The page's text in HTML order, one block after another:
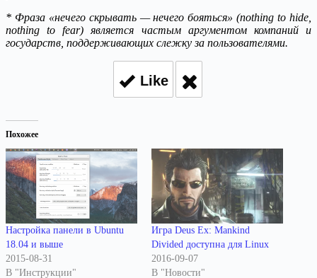
* Фраза «нечего скрывать — нечего бояться» (nothing to hide,
nothing to fear) является частым аргументом компаний и
государств, поддерживающих слежку за пользователями.
Like
Похожее
Настройка панели в Ubuntu
18.04 и выше
2015-08-31
В "Инструкции"
Игра Deus Ex: Mankind
Divided доступна для Linux
2016-09-07
В "Новости"